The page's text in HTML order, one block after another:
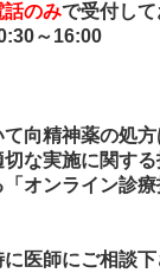
話のみで受付して
～16:00
向精神薬の処方
な実施に関す
オンライン診
医師にご相談下